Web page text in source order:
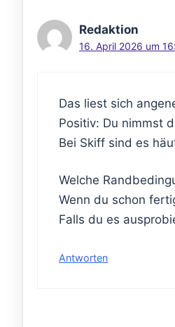
Redaktion
16. April 2026 um
Das liest sich
Positiv: Du nimmst
Bei Skiff sind es
Welche
Wenn du schon
Falls du es
Antworten